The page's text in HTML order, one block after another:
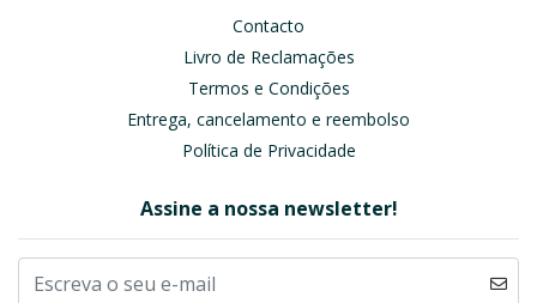
Contacto
Livro de Reclamações
Termos e Condições
Entrega, cancelamento e reembolso
Política de Privacidade
Assine a nossa newsletter!